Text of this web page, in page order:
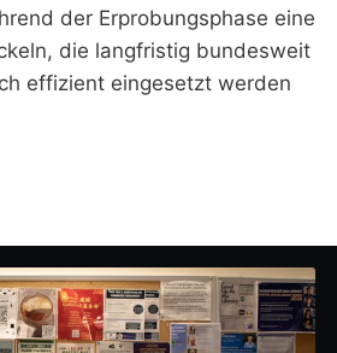
der Erprobungsphase eine
die langfristig bundesweit
effizient eingesetzt werden